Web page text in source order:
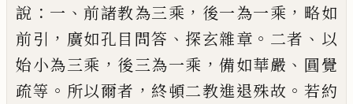
說 ： 一 、前諸教為三乘 ， 後一為一乘 ， 略如
前引 ， 廣如孔目問答 、 探玄雜章 。 二者 、 以
始小為三乘 ， 後三為一乘 ，備如華嚴 、 圓覺
疏等 。 所以爾者 ， 終頓二教進退殊故 。若約